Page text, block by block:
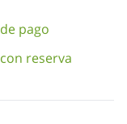
de pago
con reserva